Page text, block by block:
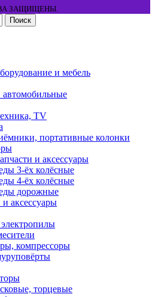
ЗАЩИЩЕНЫ.
Поиск
и мебель
TV
портативные колонки
и аксессуары
3-ёх колёсные
4-ёх колёсные
дорожные
и аксессуары
компрессоры
торцевые